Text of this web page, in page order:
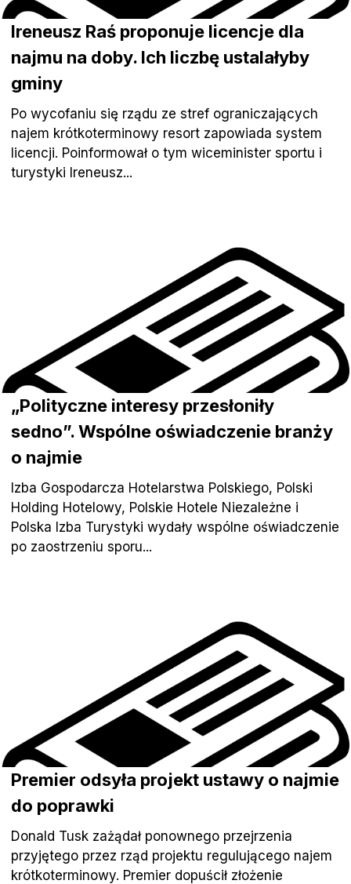
Ireneusz Raś proponuje licencje dla
najmu na doby. Ich liczbę ustalałyby
gminy
Po wycofaniu się rządu ze stref ograniczających
najem krótkoterminowy resort zapowiada system
licencji. Poinformował o tym wiceminister sportu i
turystyki Ireneusz...
„Polityczne interesy przesłoniły
sedno”. Wspólne oświadczenie branży
o najmie
Izba Gospodarcza Hotelarstwa Polskiego, Polski
Holding Hotelowy, Polskie Hotele Niezależne i
Polska Izba Turystyki wydały wspólne oświadczenie
po zaostrzeniu sporu...
Premier odsyła projekt ustawy o najmie
do poprawki
Donald Tusk zażądał ponownego przejrzenia
przyjętego przez rząd projektu regulującego najem
krótkoterminowy. Premier dopuścił złożenie